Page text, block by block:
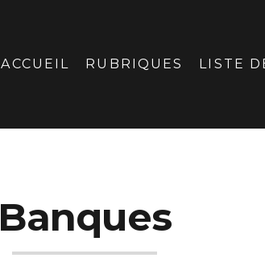
ACCUEIL RUBRIQUES LISTE
Banques